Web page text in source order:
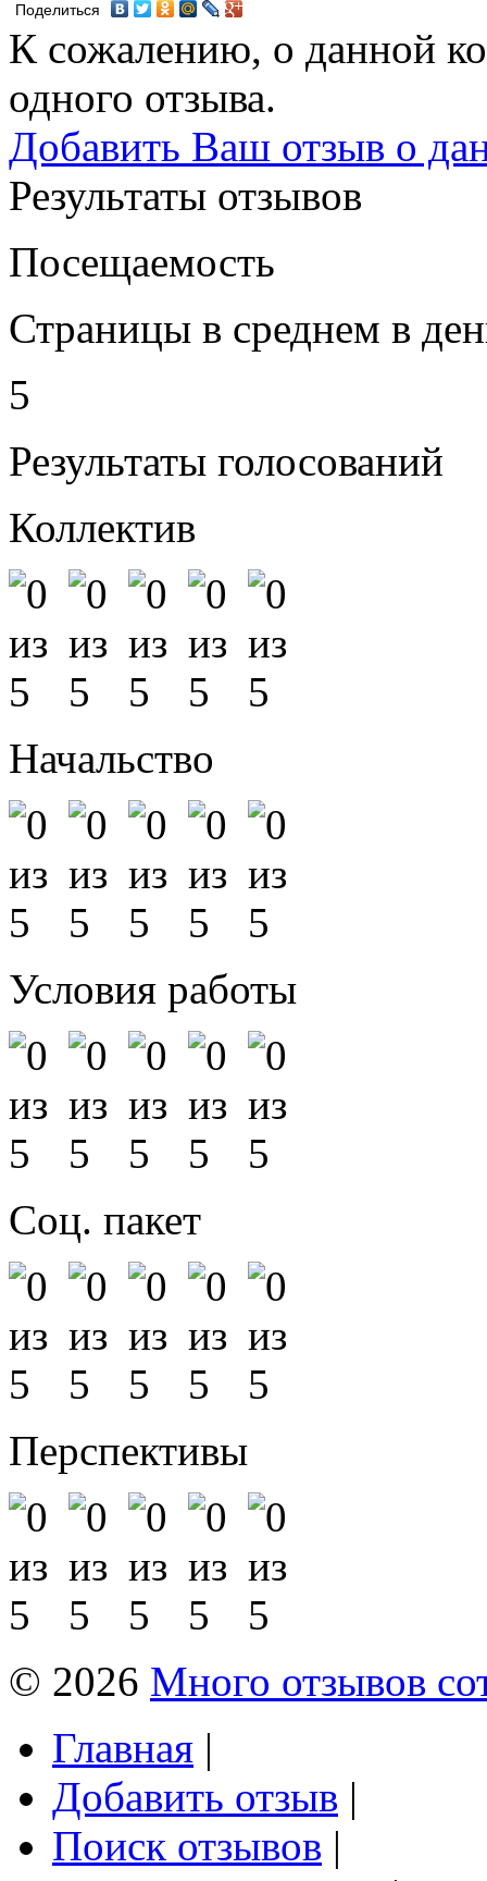
Поделиться
К сожалению, о данной
одного отзыва.
Добавить Ваш отзыв о
Результаты отзывов
Посещаемость
Страницы в среднем в
5
Результаты голосований
Коллектив
Начальство
Условия работы
Соц. пакет
Перспективы
© 2026 Много отзывов
Главная |
Добавить отзыв |
Поиск отзывов |